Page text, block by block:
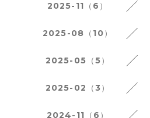
2025-11（6）
2025-08（10）
2025-05（5）
2025-02（3）
2024-11（6）